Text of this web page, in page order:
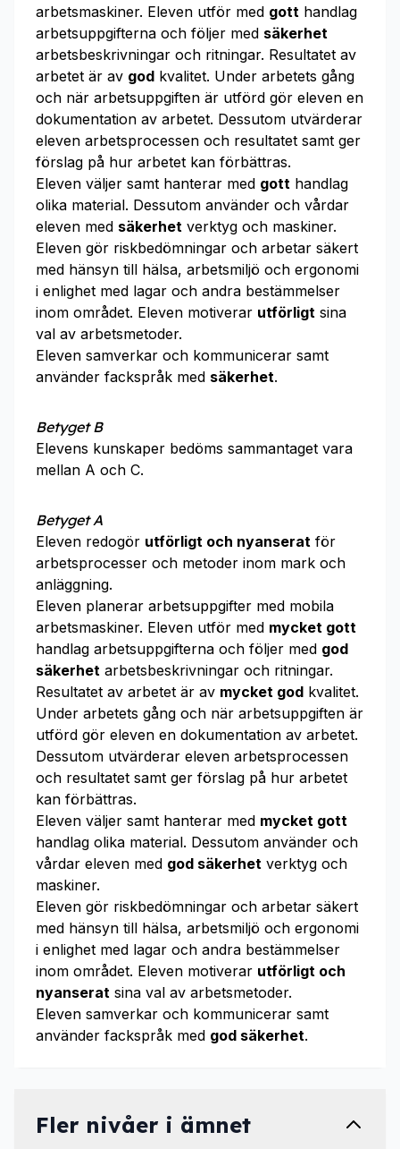
arbetsmaskiner. Eleven utför med gott handlag
arbetsuppgifterna och följer med säkerhet
arbetsbeskrivningar och ritningar. Resultatet av
arbetet är av god kvalitet. Under arbetets gång
och när arbetsuppgiften är utförd gör eleven en
dokumentation av arbetet. Dessutom utvärderar
eleven arbetsprocessen och resultatet samt ger
förslag på hur arbetet kan förbättras.
Eleven väljer samt hanterar med gott handlag
olika material. Dessutom använder och vårdar
eleven med säkerhet verktyg och maskiner.
Eleven gör riskbedömningar och arbetar säkert
med hänsyn till hälsa, arbetsmiljö och ergonomi
i enlighet med lagar och andra bestämmelser
inom området. Eleven motiverar utförligt sina
val av arbetsmetoder.
Eleven samverkar och kommunicerar samt
använder fackspråk med säkerhet.
Betyget B
Elevens kunskaper bedöms sammantaget vara
mellan A och C.
Betyget A
Eleven redogör utförligt och nyanserat för
arbetsprocesser och metoder inom mark och
anläggning.
Eleven planerar arbetsuppgifter med mobila
arbetsmaskiner. Eleven utför med mycket gott
handlag arbetsuppgifterna och följer med god
säkerhet arbetsbeskrivningar och ritningar.
Resultatet av arbetet är av mycket god kvalitet.
Under arbetets gång och när arbetsuppgiften är
utförd gör eleven en dokumentation av arbetet.
Dessutom utvärderar eleven arbetsprocessen
och resultatet samt ger förslag på hur arbetet
kan förbättras.
Eleven väljer samt hanterar med mycket gott
handlag olika material. Dessutom använder och
vårdar eleven med god säkerhet verktyg och
maskiner.
Eleven gör riskbedömningar och arbetar säkert
med hänsyn till hälsa, arbetsmiljö och ergonomi
i enlighet med lagar och andra bestämmelser
inom området. Eleven motiverar utförligt och
nyanserat sina val av arbetsmetoder.
Eleven samverkar och kommunicerar samt
använder fackspråk med god säkerhet.
Fler nivåer i ämnet